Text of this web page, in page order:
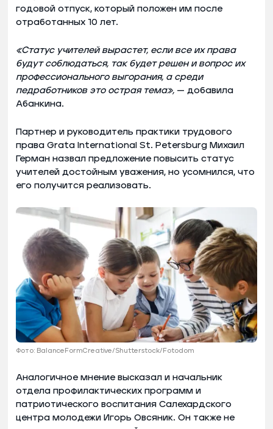
годовой отпуск, который положен им после
отработанных 10 лет.
«Статус учителей вырастет, если все их права
будут соблюдаться, так будет решен и вопрос их
профессионального выгорания, а среди
педработников это острая тема», — добавила
Абанкина.
Партнер и руководитель практики трудового
права Grata International St. Petersburg Михаил
Герман назвал предложение повысить статус
учителей достойным уважения, но усомнился, что
его получится реализовать.
Фото: BalanceFormCreative/Shutterstock/Fotodom
Аналогичное мнение высказал и начальник
отдела профилактических программ и
патриотического воспитания Салехардского
центра молодежи Игорь Овсяник. Он также не